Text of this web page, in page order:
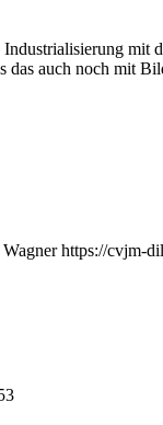
auch noch mit
https://cvjm-